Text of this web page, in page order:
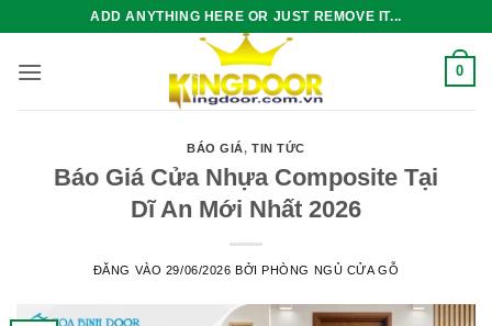
nội
ADD ANYTHING HERE OR JUST REMOVE IT...
0
BÁO GIÁ,TIN TỨC
Báo Giá Cửa Nhựa Composite Tại
Dĩ An Mới Nhất 2026
ĐĂNG VÀO 29/06/2026 BỞIPHÒNG NGỦ CỬA GỖ